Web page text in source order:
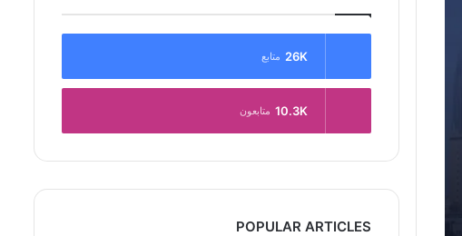
26K متابع
10.3K متابعون
POPULAR ARTICLES